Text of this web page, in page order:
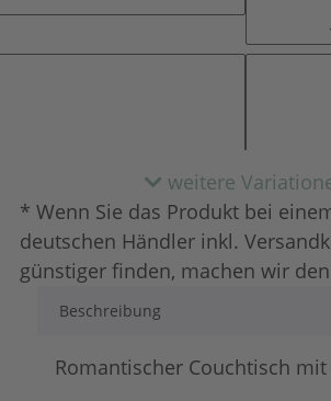
lackiert
+ 127,00 €
weitere
* Wenn Sie das Produkt bei
deutschen Händler inkl.
günstiger finden, machen wir
Beschreibung
Romantischer Couchtisch